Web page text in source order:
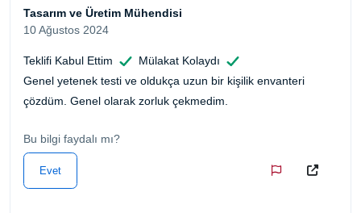
Tasarım ve Üretim Mühendisi
10 Ağustos 2024
Teklifi Kabul Ettim
Mülakat Kolaydı
Genel yetenek testi ve oldukça uzun bir kişilik envanteri
çözdüm. Genel olarak zorluk çekmedim.
Bu bilgi faydalı mı?
Evet